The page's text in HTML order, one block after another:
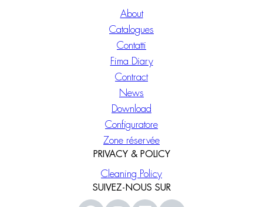
About
Catalogues
Contatti
Fima Diary
Contract
News
Download
Configuratore
Zone réservée
PRIVACY & POLICY
Cleaning Policy
SUIVEZ-NOUS SUR